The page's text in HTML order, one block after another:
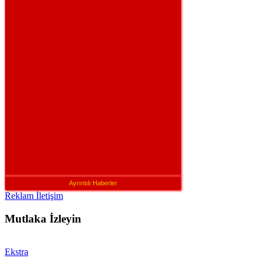
Ayrıntılı Haberler
Reklam İletişim
Mutlaka İzleyin
Ekstra